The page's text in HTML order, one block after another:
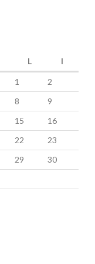
L I
1
2
8
9
15
16
22
23
29
30